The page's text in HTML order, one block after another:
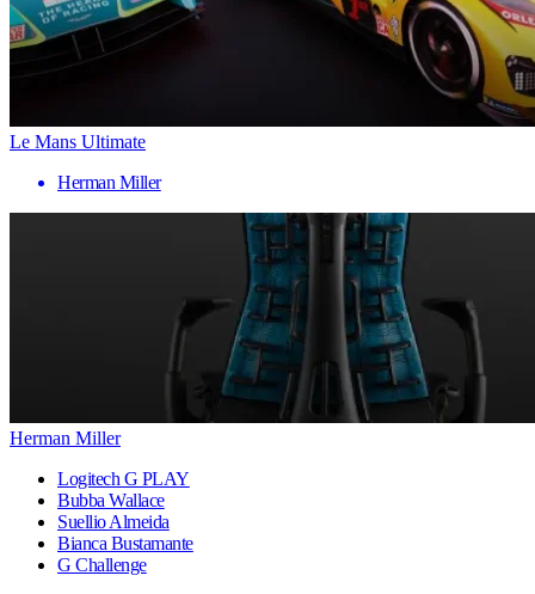
Le Mans Ultimate
Herman Miller
Herman Miller
Logitech G PLAY
Bubba Wallace
Suellio Almeida
Bianca Bustamante
G Challenge